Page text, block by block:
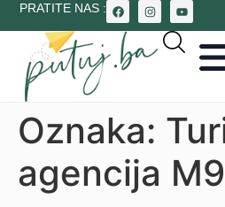
PRATITE NAS :
Oznaka:
agencija